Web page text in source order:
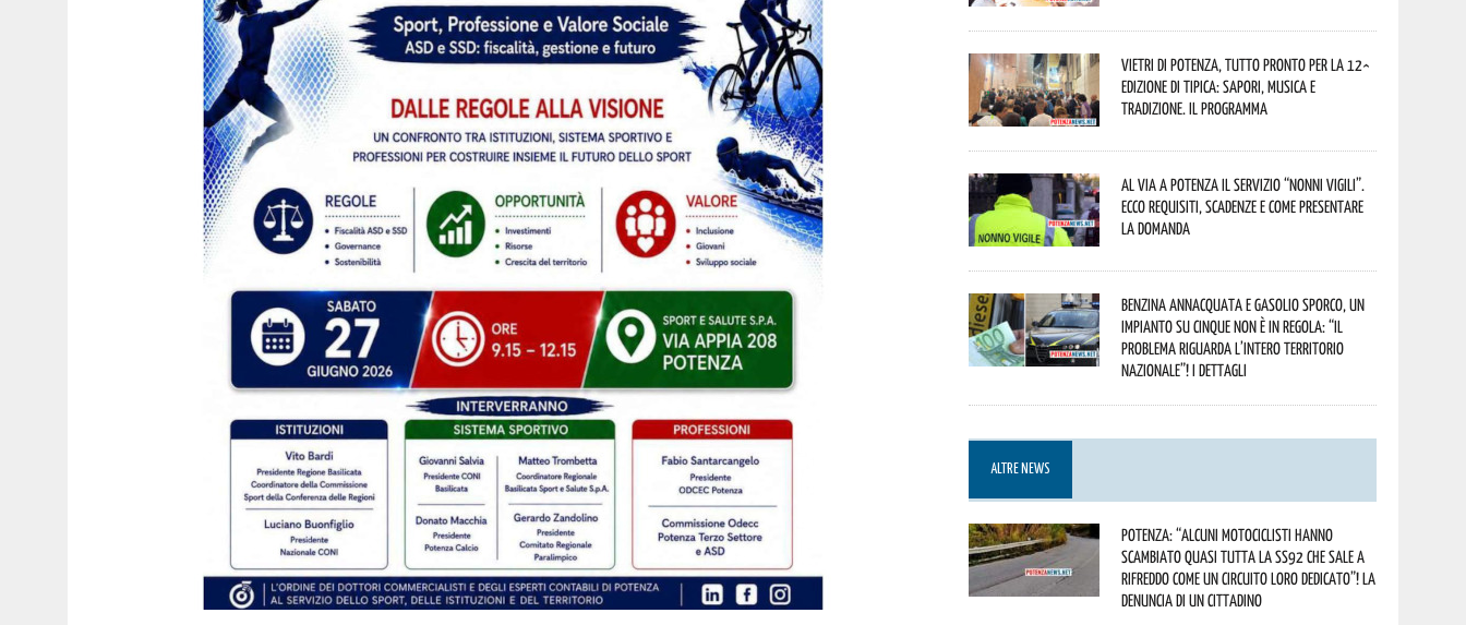
Vietri di Potenza, tutto pronto per la 12^
Edizione di Tipica: sapori, musica e
tradizione. Il programma
Al via a Potenza il servizio “Nonni Vigili”.
Ecco requisiti, scadenze e come presentare
la domanda
Benzina annacquata e gasolio sporco, un
impianto su cinque non è in regola: “il
problema riguarda l’intero territorio
Nazionale”! I dettagli
ALTRE NEWS
Potenza: “alcuni motociclisti hanno
scambiato quasi tutta la SS92 che sale a
Rifreddo come un circuito loro dedicato”! La
denuncia di un cittadino